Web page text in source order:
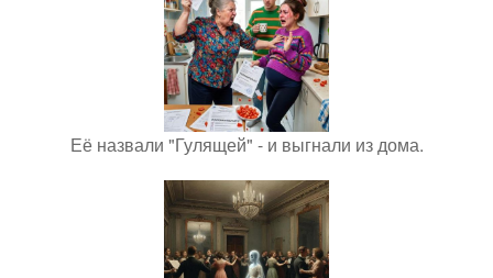
Её назвали "Гулящей" - и выгнали из дома.